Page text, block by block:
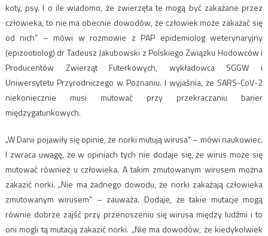
koty, psy. I o ile wiadomo, że zwierzęta te mogą być zakażane przez
człowieka, to nie ma obecnie dowodów, że człowiek może zakażać się
od nich” – mówi w rozmowie z PAP epidemiolog weterynaryjny
(epizootiolog) dr Tadeusz Jakubowski z Polskiego Związku Hodowców i
Producentów Zwierząt Futerkowych, wykładowca SGGW i
Uniwersytetu Przyrodniczego w Poznaniu. I wyjaśnia, że SARS-CoV-2
niekoniecznie musi mutować przy przekraczaniu barier
międzygatunkowych.
„W Danii pojawiły się opinie, że norki mutują wirusa” – mówi naukowiec.
I zwraca uwagę, że w opiniach tych nie dodaje się, że wirus może się
mutować również u człowieka. A takim zmutowanym wirusem można
zakazić norki. „Nie ma żadnego dowodu, że norki zakażają człowieka
zmutowanym wirusem” – zauważa. Dodaje, że takie mutacje mogą
równie dobrze zajść przy przenoszeniu się wirusa między ludźmi i to
oni mogli tą mutacją zakazić norki. „Nie ma dowodów, że kiedykolwiek